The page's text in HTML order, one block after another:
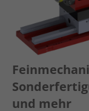
und mehr